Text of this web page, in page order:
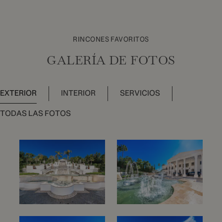
RINCONES FAVORITOS
GALERÍA DE FOTOS
EXTERIOR INTERIOR
SERVICIOS
TODAS LAS FOTOS